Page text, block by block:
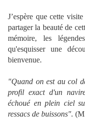
J’espère que cette
partager la beauté de
mémoire, les
qu'esquisser une
bienvenue.
"Quand on est au col
profil exact d'un
échoué en plein ciel
ressacs de buissons".